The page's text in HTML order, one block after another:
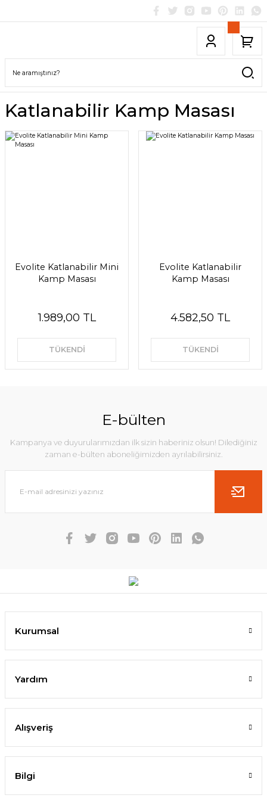
Katlanabilir Kamp Masası
Evolite Katlanabilir Mini
Kamp Masası
1.989,00 TL
TÜKENDİ
Evolite Katlanabilir
Kamp Masası
4.582,50 TL
TÜKENDİ
E-bülten
Kampanya ve duyurularımızdan ilk sizin haberiniz olsun! Dilediğiniz
zaman e-bülten aboneliğimizden ayrılabilirsiniz.
Kurumsal
Yardım
Alışveriş
Bilgi